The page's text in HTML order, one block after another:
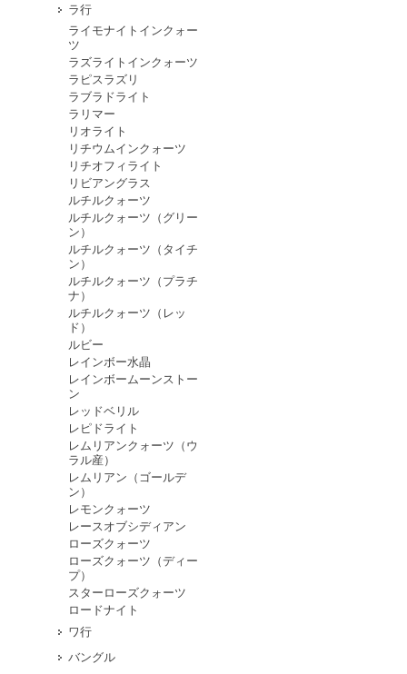
ラ行
ライモナイトインクォー
ツ
ラズライトインクォーツ
ラピスラズリ
ラブラドライト
ラリマー
リオライト
リチウムインクォーツ
リチオフィライト
リビアングラス
ルチルクォーツ
ルチルクォーツ（グリー
ン）
ルチルクォーツ（タイチ
ン）
ルチルクォーツ（プラチ
ナ）
ルチルクォーツ（レッ
ド）
ルビー
レインボー水晶
レインボームーンストー
ン
レッドベリル
レピドライト
レムリアンクォーツ（ウ
ラル産）
レムリアン（ゴールデ
ン）
レモンクォーツ
レースオブシディアン
ローズクォーツ
ローズクォーツ（ディー
プ）
スターローズクォーツ
ロードナイト
ワ行
バングル